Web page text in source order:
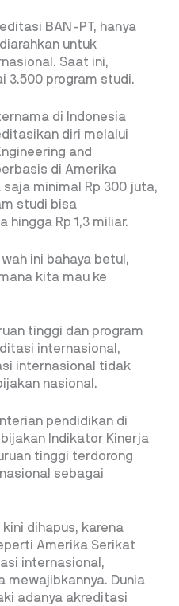
BAN-PT, hanya
untuk
Saat ini,
3.500 program studi.
di Indonesia
diri melalui
and
di Amerika
minimal Rp 300 juta,
studi bisa
hingga Rp 1,3 miliar.
ini bahaya betul,
kita mau ke
tinggi dan program
internasional,
internasional tidak
nasional.
pendidikan di
Indikator Kinerja
tinggi terdorong
sebagai
dihapus, karena
Amerika Serikat
internasional,
mewajibkannya. Dunia
adanya akreditasi